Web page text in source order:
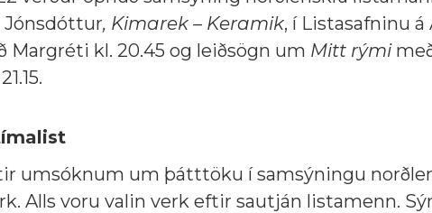
Jónsdóttur, Kimarek – Keramik, í Listasafninu á
Margréti kl. 20.45 og leiðsögn um Mitt rými
umsóknum um þátttöku í samsýningu
Alls voru valin verk eftir sautján listamenn.